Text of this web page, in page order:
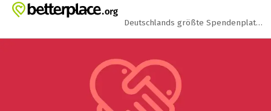
Zum Hauptinhalt springen
Erklärung zur Barrierefreiheit anzeigen
Deutschlands größte Spendenplattform